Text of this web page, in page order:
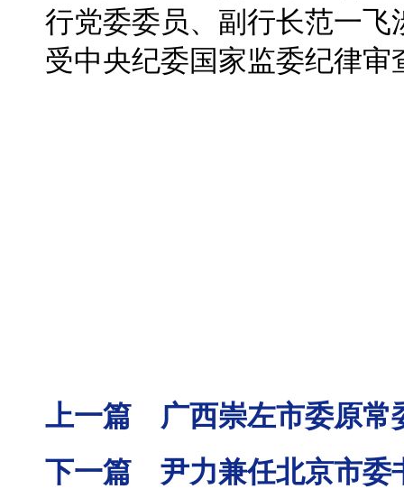
行党委委员、副行长范一
受中央纪委国家监委纪律审
上一篇 广西崇左市委原常
下一篇 尹力兼任北京市委